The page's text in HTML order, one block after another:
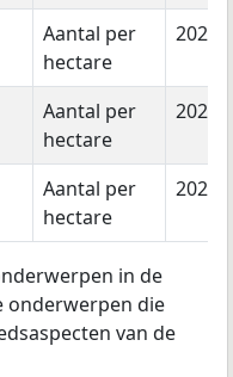
Aantal per
hectare
2024
Aantal per
hectare
2023
Aantal per
hectare
2023
in de
onderwerpen die
van de